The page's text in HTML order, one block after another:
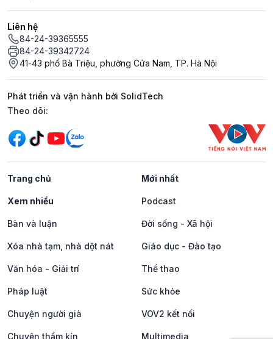
Liên hệ
84-24-39365555
84-24-39342724
41-43 phố Bà Triệu, phường Cửa Nam, TP. Hà Nội
Phát triển và vận hành bởi SolidTech
Mạng xã hội
Theo dõi:
Trang chủ Mới nhất
Xem nhiều Podcast
Bàn và luận Đời sống - Xã hội
Xóa nhà tạm, nhà dột nát Giáo dục - Đào tạo
Văn hóa - Giải trí Thể thao
Pháp luật Sức khỏe
Chuyện người già VOV2 kết nối
Chuyện thầm kín Multimedia